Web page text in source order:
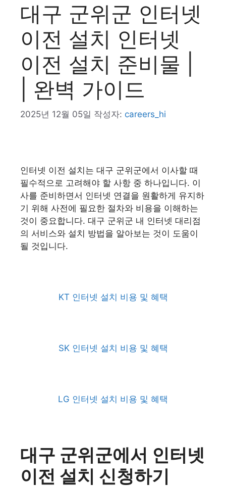
대구 군위군 인터넷
이전 설치 인터넷
이전 설치 준비물 |
| 완벽 가이드
2025년 12월 05일 작성자: careers_hi
인터넷 이전 설치는 대구 군위군에서 이사할 때
필수적으로 고려해야 할 사항 중 하나입니다. 이
사를 준비하면서 인터넷 연결을 원활하게 유지하
기 위해 사전에 필요한 절차와 비용을 이해하는
것이 중요합니다. 대구 군위군 내 인터넷 대리점
의 서비스와 설치 방법을 알아보는 것이 도움이
될 것입니다.
KT 인터넷 설치 비용 및 혜택
SK 인터넷 설치 비용 및 혜택
LG 인터넷 설치 비용 및 혜택
대구 군위군에서 인터넷
이전 설치 신청하기